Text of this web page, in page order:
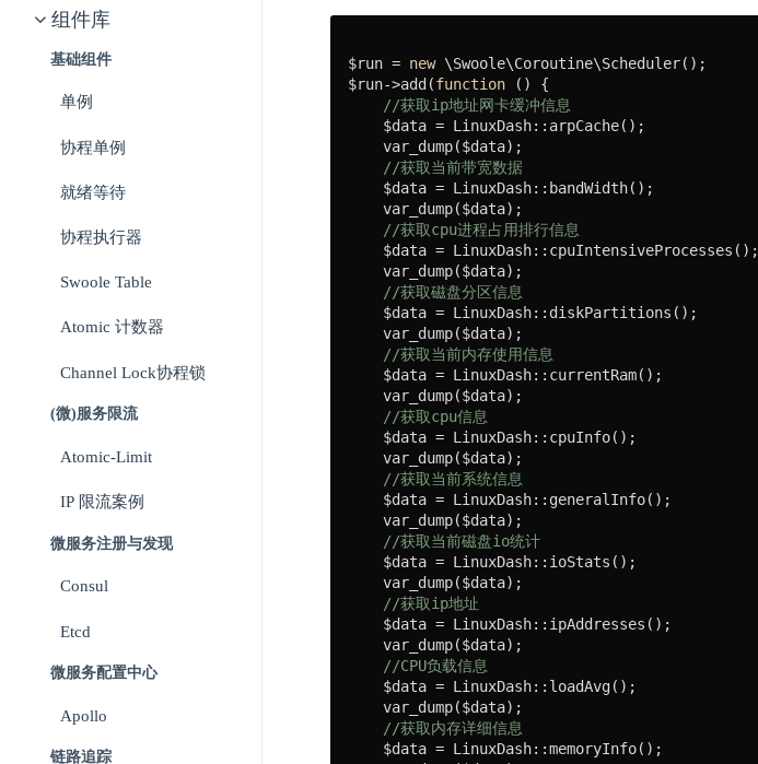
组件库
基础组件
单例
协程单例
就绪等待
协程执行器
Swoole Table
Atomic 计数器
Channel Lock协程锁
(微)服务限流
Atomic-Limit
IP 限流案例
微服务注册与发现
Consul
Etcd
微服务配置中心
Apollo
链路追踪
$run = new \Swoole\Coroutine\Scheduler();
$run->add(function ()
{
//获取ip地址网卡缓冲信息
    $data = LinuxDash::arpCache();
    var_dump($data);
//获取当前带宽数据
    $data = LinuxDash::bandWidth();
    var_dump($data);
//获取cpu进程占用排行信息
    $data = LinuxDash::cpuIntensiveProcesses();
    var_dump($data);
//获取磁盘分区信息
    $data = LinuxDash::diskPartitions();
    var_dump($data);
//获取当前内存使用信息
    $data = LinuxDash::currentRam();
    var_dump($data);
//获取cpu信息
    $data = LinuxDash::cpuInfo();
    var_dump($data);
//获取当前系统信息
    $data = LinuxDash::generalInfo();
    var_dump($data);
//获取当前磁盘io统计
    $data = LinuxDash::ioStats();
    var_dump($data);
//获取ip地址
    $data = LinuxDash::ipAddresses();
    var_dump($data);
//CPU负载信息
    $data = LinuxDash::loadAvg();
    var_dump($data);
//获取内存详细信息
    $data = LinuxDash::memoryInfo();